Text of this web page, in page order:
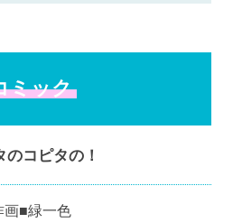
ミック
のコピタの！
画■緑一色